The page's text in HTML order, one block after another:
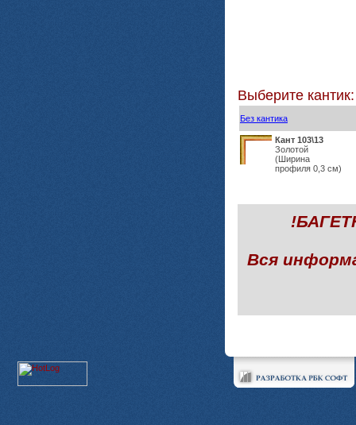
Выберите кантик:
Без кантика
Кант 103\13
Золотой
(Ширина
профиля 0,3 см)
Вся